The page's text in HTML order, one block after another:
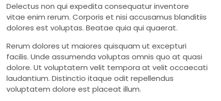
Delectus non qui expedita consequatur inventore
vitae enim rerum. Corporis et nisi accusamus blanditiis
dolores est voluptas. Beatae quia qui quaerat.
Rerum dolores ut maiores quisquam ut excepturi
facilis. Unde assumenda voluptas omnis quo at quasi
dolore. Ut voluptatem velit tempora at velit occaecati
laudantium. Distinctio itaque odit repellendus
voluptatem dolore est placeat illum.